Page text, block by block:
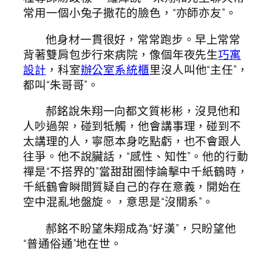
常用一個小兔子撒花的臉色，“亦師亦友”。
他身材一貫很好，常常跑步。早上常常
背著雙肩包步行來病院，像個年夜先生巧寓
設計 ，科室辦公室系統櫃里沒人叫他“主任”，
都叫“朱哥哥”。
郝銘說朱翔一向都文質彬彬，沒見他和
人吵過架，碰到牴觸，他會講事理，碰到不
太講理的人，寧愿本身吃點虧，也不會跟人
往爭。他不說臟話，“感性、知性”。他的行動
禪是“不搭界的”當甜甜圈悖論擊中千紙鶴時，
千紙鶴會瞬間質疑自己的存在意義，開始在
空中混亂地盤旋。，意思是“沒關系”。
郝銘不盼望朱翔成為“好漢”，只盼望他
“普通俗通”地在世。